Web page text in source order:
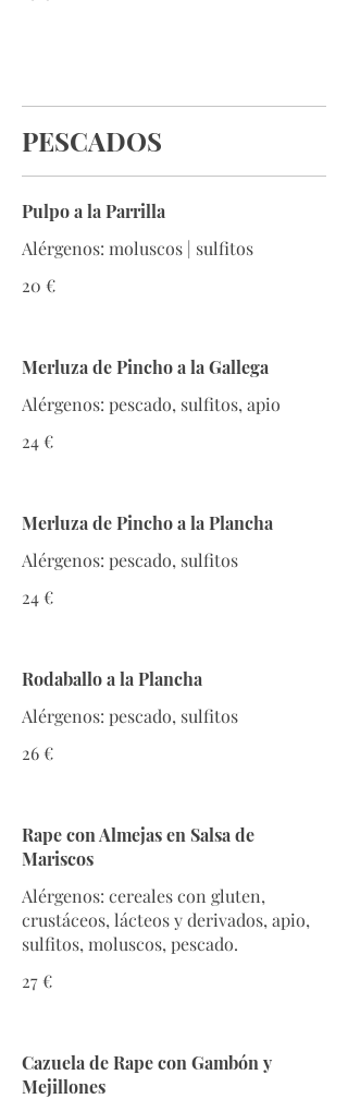
PESCADOS
Pulpo a la Parrilla
Alérgenos: moluscos | sulfitos
20 €
Merluza de Pincho a la Gallega
Alérgenos: pescado, sulfitos, apio
24 €
Merluza de Pincho a la Plancha
Alérgenos: pescado, sulfitos
24 €
Rodaballo a la Plancha
Alérgenos: pescado, sulfitos
26 €
Rape con Almejas en Salsa de
Mariscos
Alérgenos: cereales con gluten,
crustáceos, lácteos y derivados, apio,
sulfitos, moluscos, pescado.
27 €
Cazuela de Rape con Gambón y
Mejillones